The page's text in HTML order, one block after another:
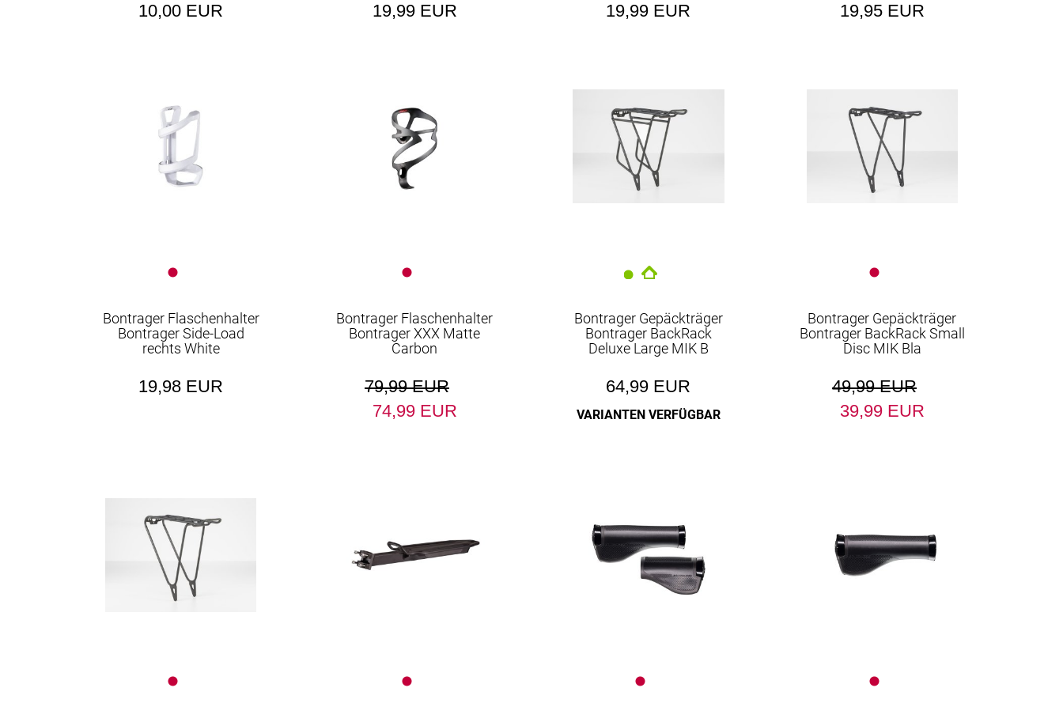
10,00 EUR 19,99 EUR 19,99 EUR 19,95 EUR
Bontrager Flaschenhalter
Bontrager Side-Load
rechts White
19,98 EUR
Bontrager Flaschenhalter
Bontrager XXX Matte
Carbon
79,99 EUR
74,99 EUR
Bontrager Gepäckträger
Bontrager BackRack
Deluxe Large MIK B
64,99 EUR
VARIANTEN VERFÜGBAR
Bontrager Gepäckträger
Bontrager BackRack Small
Disc MIK Bla
49,99 EUR
39,99 EUR